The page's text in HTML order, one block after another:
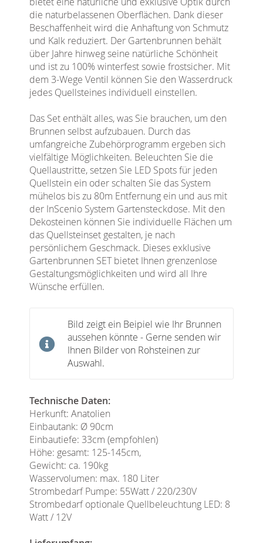
die naturbelassenen Oberflächen. Dank dieser
Beschaffenheit wird die Anhaftung von Schmutz
und Kalk reduziert. Der Gartenbrunnen behält
über Jahre hinweg seine natürliche Schönheit
und ist zu 100% winterfest sowie frostsicher. Mit
dem 3-Wege Ventil können Sie den Wasserdruck
jedes Quellsteines individuell einstellen.
Das Set enthält alles, was Sie brauchen, um den
Brunnen selbst aufzubauen. Durch das
umfangreiche Zubehörprogramm ergeben sich
vielfältige Möglichkeiten. Beleuchten Sie die
Quellaustritte, setzen Sie LED Spots für jeden
Quellstein ein oder schalten Sie das System
mühelos bis zu 80m Entfernung ein und aus mit
der InScenio System Gartensteckdose. Mit den
Dekosteinen können Sie individuelle Flächen um
das Quellsteinset gestalten, je nach
persönlichem Geschmack. Dieses exklusive
Gartenbrunnen SET bietet Ihnen grenzenlose
Gestaltungsmöglichkeiten und wird all Ihre
Wünsche erfüllen.
Bild zeigt ein Beipiel wie Ihr Brunnen
aussehen könnte - Gerne senden wir
Ihnen Bilder von Rohsteinen zur
Auswahl.
Technische Daten:
Herkunft: Anatolien
Einbautank: Ø 90cm
Einbautiefe: 33cm (empfohlen)
Höhe: gesamt: 125-145cm,
Gewicht: ca. 190kg
Wasservolumen: max. 180 Liter
Strombedarf Pumpe: 55Watt / 220/230V
Strombedarf optionale Quellbeleuchtung LED: 8
Watt / 12V